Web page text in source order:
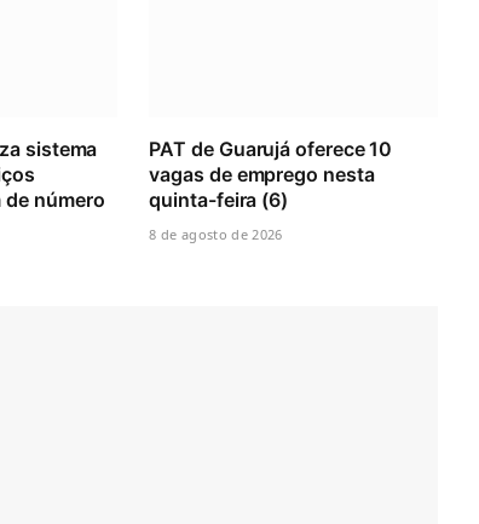
sistema
de número
PAT de Guarujá oferece 10
vagas de emprego nesta
quinta-feira (6)
8 de agosto de 2026